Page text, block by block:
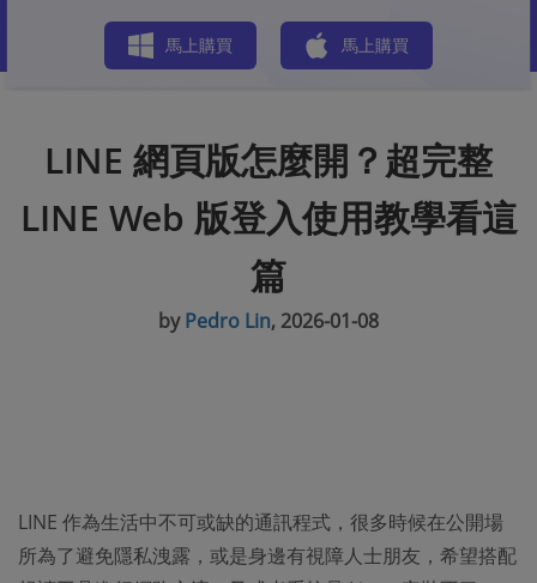
馬上購買 馬上購買
LINE 網頁版怎麼開？超完整
LINE Web 版登入使用教學看這
篇
byPedro Lin, 2026-01-08
LINE 作為生活中不可或缺的通訊程式，很多時候在公開場
所為了避免隱私洩露，或是身邊有視障人士朋友，希望搭配